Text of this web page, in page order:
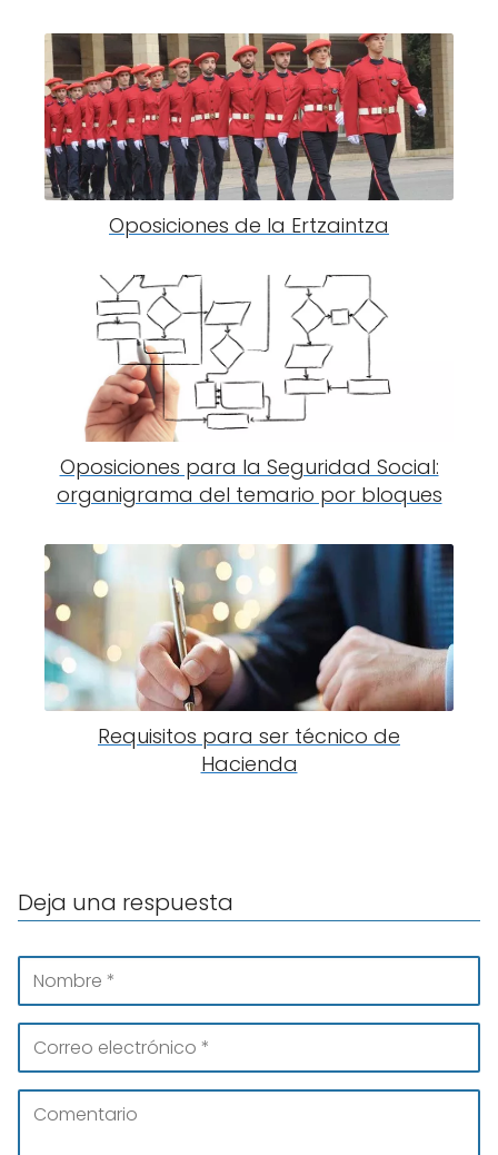
Oposiciones de la Ertzaintza
Oposiciones para la Seguridad Social:
organigrama del temario por bloques
Requisitos para ser técnico de
Hacienda
Deja una respuesta